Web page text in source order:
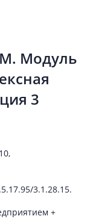
Модуль
3
3.1.28.15.
+